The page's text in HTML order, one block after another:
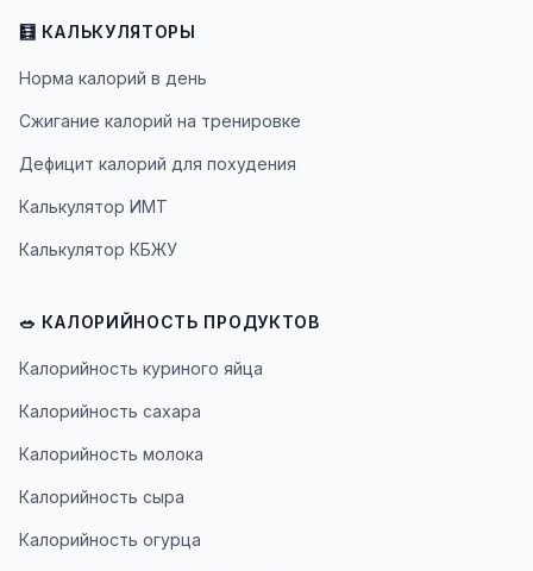
🧮 КАЛЬКУЛЯТОРЫ
Норма калорий в день
Сжигание калорий на тренировке
Дефицит калорий для похудения
Калькулятор ИМТ
Калькулятор КБЖУ
🥗 КАЛОРИЙНОСТЬ ПРОДУКТОВ
Калорийность куриного яйца
Калорийность сахара
Калорийность молока
Калорийность сыра
Калорийность огурца